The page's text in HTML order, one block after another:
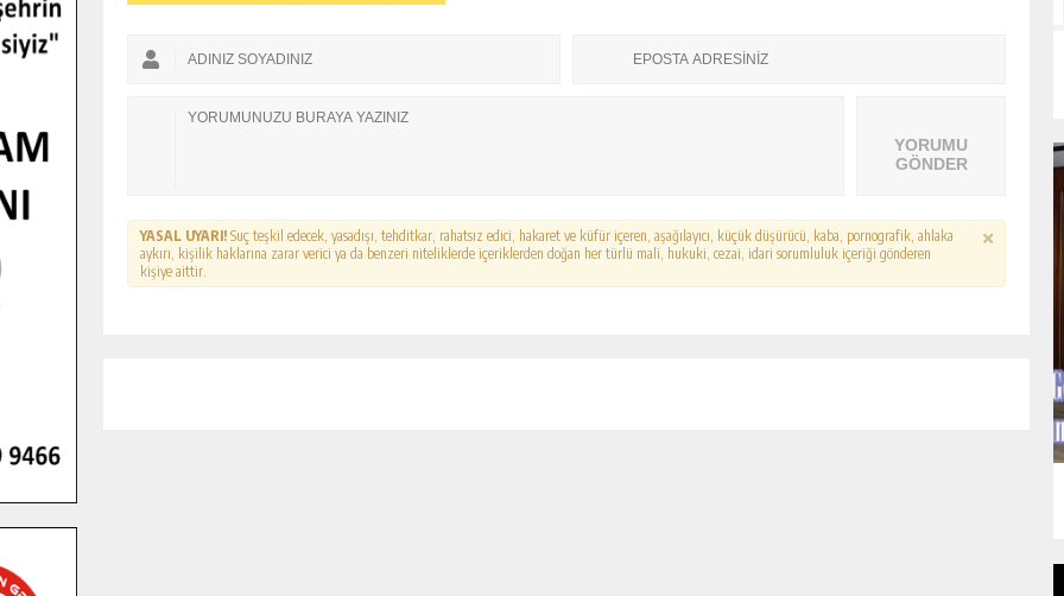
YORUMU
GÖNDER
YASAL UYARI! Suç teşkil edecek, yasadışı, tehditkar, rahatsız edici, hakaret ve küfür içeren, aşağılayıcı, küçük düşürücü, kaba, pornografik, ahlaka
aykırı, kişilik haklarına zarar verici ya da benzeri niteliklerde içeriklerden doğan her türlü mali, hukuki, cezai, idari sorumluluk içeriği gönderen
kişiye aittir.